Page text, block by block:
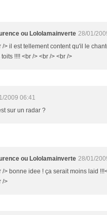
ou Lololamainverte 28/01/
/> il est tellement content qu'il le
toits !!!! <br /> <br /> <br />
2009 06:41
sur un radar ?
ou Lololamainverte 28/01/
/> bonne idee ! ça serait moins laid
/>